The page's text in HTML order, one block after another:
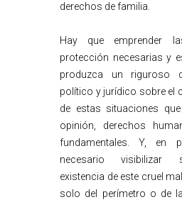
derechos de familia.
Hay que emprender
protección necesarias y
produzca un riguroso
político y jurídico sobre el
de estas situaciones
opinión, derechos
fundamentales. Y, en
necesario visibilizar
existencia de este cruel
solo del perímetro o de